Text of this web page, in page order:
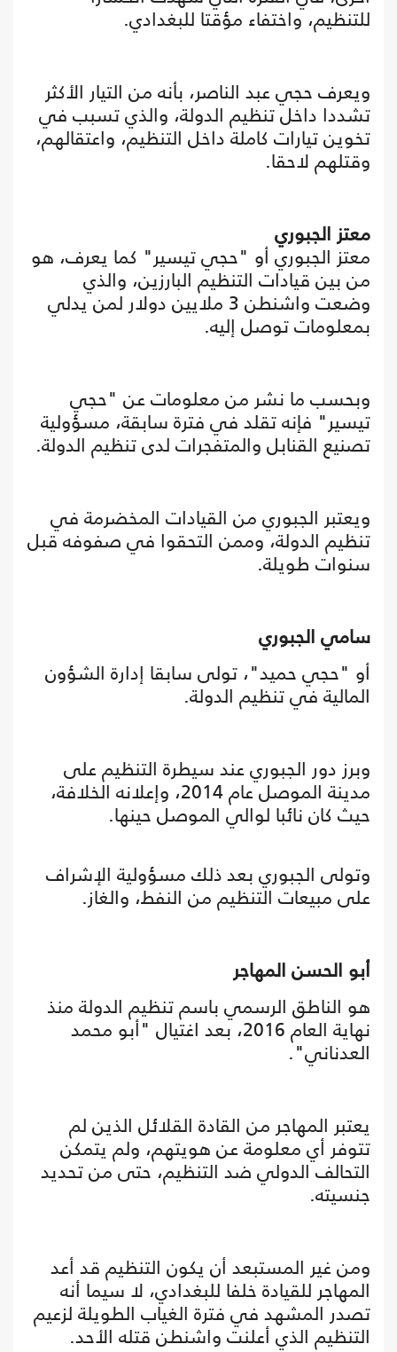
للتنظيم، واختفاء مؤقتا للبغدادي.
ويعرف حجي عبد الناصر، بأنه من التيار الأكثر
تشددا داخل تنظيم الدولة، والذي تسبب في
تخوين تيارات كاملة داخل التنظيم، واعتقالهم،
وقتلهم لاحقا.
معتز الجبوري
معتز الجبوري أو "حجي تيسير" كما يعرف، هو
من بين قيادات التنظيم البارزين، والذي
وضعت واشنطن 3 ملايين دولار لمن يدلي
بمعلومات توصل إليه.
وبحسب ما نشر من معلومات عن "حجي
تيسير" فإنه تقلد في فترة سابقة، مسؤولية
تصنيع القنابل والمتفجرات لدى تنظيم الدولة.
ويعتبر الجبوري من القيادات المخضرمة في
تنظيم الدولة، وممن التحقوا في صفوفه قبل
سنوات طويلة.
سامي الجبوري
أو "حجي حميد"، تولى سابقا إدارة الشؤون
المالية في تنظيم الدولة.
وبرز دور الجبوري عند سيطرة التنظيم على
مدينة الموصل عام 2014، وإعلانه الخلافة،
حيث كان نائبا لوالي الموصل حينها.
وتولى الجبوري بعد ذلك مسؤولية الإشراف
على مبيعات التنظيم من النفط، والغاز.
أبو الحسن المهاجر
هو الناطق الرسمي باسم تنظيم الدولة منذ
نهاية العام 2016، بعد اغتيال "أبو محمد
العدناني".
يعتبر المهاجر من القادة القلائل الذين لم
تتوفر أي معلومة عن هويتهم، ولم يتمكن
التحالف الدولي ضد التنظيم، حتى من تحديد
جنسيته.
ومن غير المستبعد أن يكون التنظيم قد أعد
المهاجر للقيادة خلفا للبغدادي، لا سيما أنه
تصدر المشهد في فترة الغياب الطويلة لزعيم
التنظيم الذي أعلنت واشنطن قتله الأحد.